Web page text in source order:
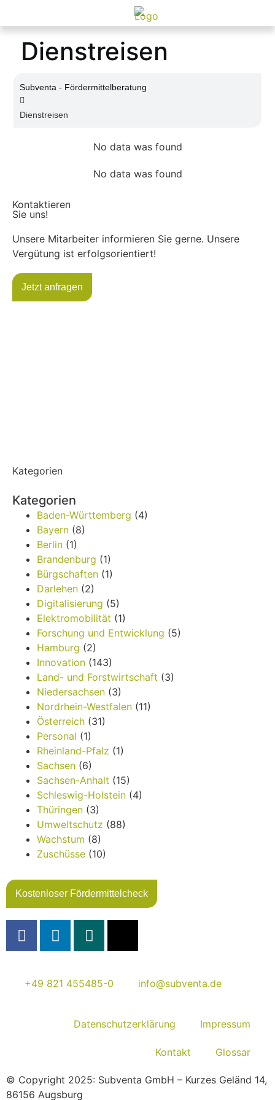
Dienstreisen
Subventa ‐ Fördermittelberatung
Dienstreisen
No data was found
No data was found
Kontaktieren
Sie uns!
Unsere Mitarbeiter informieren Sie gerne. Unsere
Vergütung ist erfolgsorientiert!
Jetzt anfragen
Kategorien
Kategorien
Baden-Württemberg (4)
Bayern (8)
Berlin (1)
Brandenburg (1)
Bürgschaften (1)
Darlehen (2)
Digitalisierung (5)
Elektromobilität (1)
Forschung und Entwicklung (5)
Hamburg (2)
Innovation (143)
Land- und Forstwirtschaft (3)
Niedersachsen (3)
Nordrhein-Westfalen (11)
Österreich (31)
Personal (1)
Rheinland-Pfalz (1)
Sachsen (6)
Sachsen-Anhalt (15)
Schleswig-Holstein (4)
Thüringen (3)
Umweltschutz (88)
Wachstum (8)
Zuschüsse (10)
Kostenloser Fördermittelcheck
+49 821 455485-0 info@subventa.de
Datenschutzerklärung Impressum
Kontakt Glossar
© Copyright 2025: Subventa GmbH – Kurzes Geländ 14,
86156 Augsburg